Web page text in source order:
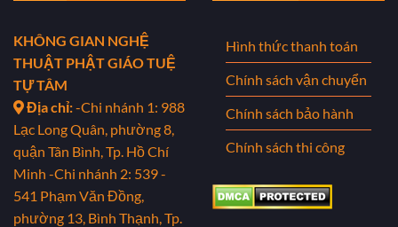
KHÔNG GIAN NGHỆ
THUẬT PHẬT GIÁO TUỆ
TỰ TÂM
Địa chỉ:-Chi nhánh 1: 988
Lạc Long Quân, phường 8,
quận Tân Bình, Tp. Hồ Chí
Minh -Chi nhánh 2: 539 -
541 Phạm Văn Đồng,
phường 13, Bình Thạnh, Tp.
Hình thức thanh toán
Chính sách vận chuyển
Chính sách bảo hành
Chính sách thi công